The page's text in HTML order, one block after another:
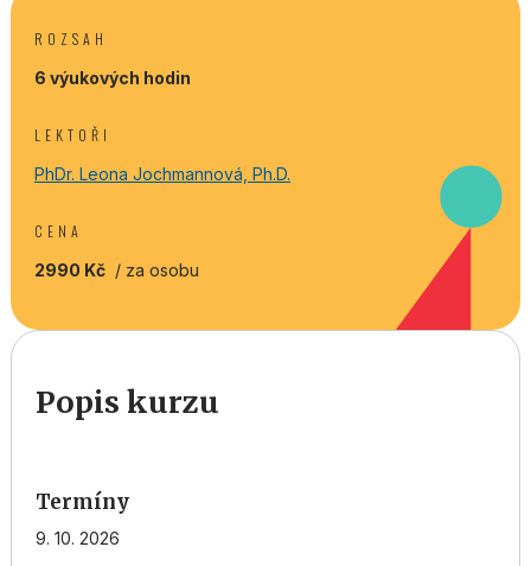
ROZSAH
6 výukových hodin
LEKTOŘI
PhDr. Leona Jochmannová, Ph.D.
CENA
2990 Kč / za osobu
Popis kurzu
Termíny
9. 10. 2026